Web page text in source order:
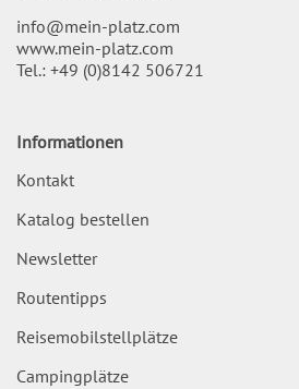
info@mein-platz.com
www.mein-platz.com
Tel.: +49 (0)8142 506721
Informationen
Kontakt
Katalog bestellen
Newsletter
Routentipps
Reisemobilstellplätze
Campingplätze